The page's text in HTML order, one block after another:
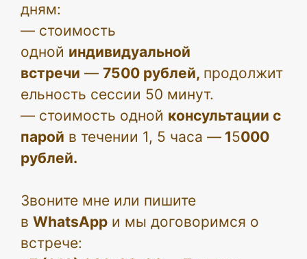
дням:
— стоимость
одной индивидуальной
встречи — 7500 рублей, продолжит
ельность сессии 50 минут.
— стоимость одной консультации с
парой в течении 1, 5 часа — 15000
рублей.
Звоните мне или пишите
в WhatsApp и мы договоримся о
встрече: